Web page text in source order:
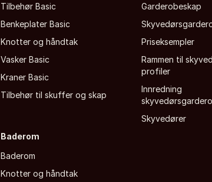
Tilbehør Basic
Benkeplater Basic
Knotter og håndtak
Vasker Basic
Kraner Basic
Tilbehør til skuffer og skap
Baderom
Baderom
Knotter og håndtak
Garderobeskap
Priseksempler
Rammen til
profiler
Innredning
Skyvedører